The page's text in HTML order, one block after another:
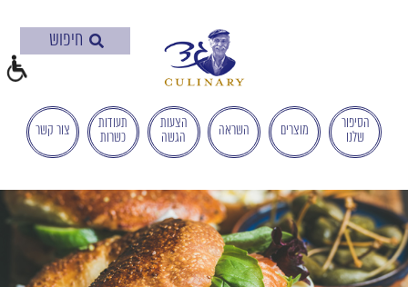
הישראלי
לְהַנְגָּשָׁת
אָתָרִים".
הַמְּסַיַּעַת
לִנְגִישׁוּת
הָאֲתָר.
לִפְתִיחַת
תַּפְרִיט
הסיפור
שלנו
מוצרים השראה
הצעות
הגשה
תעודות
כשרות
צור קשר